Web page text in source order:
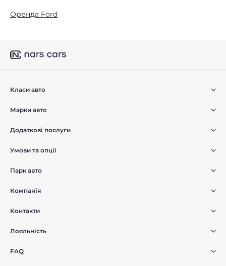
Оренда Ford
Класи авто
Марки авто
Додаткові послуги
Умови та опції
Парк авто
Компанія
Контакти
Лояльність
FAQ